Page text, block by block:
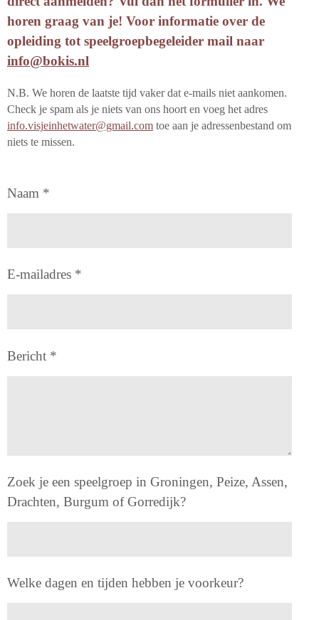
horen graag van je! Voor informatie over de
opleiding tot speelgroepbegeleider mail naar
info@bokis.nl
N.B. We horen de laatste tijd vaker dat e-mails niet aankomen.
Check je spam als je niets van ons hoort en voeg het adres
info.visjeinhetwater@gmail.com toe aan je adressenbestand om
niets te missen.
Naam *
E-mailadres *
Bericht *
Zoek je een speelgroep in Groningen, Peize, Assen,
Drachten, Burgum of Gorredijk?
Welke dagen en tijden hebben je voorkeur?